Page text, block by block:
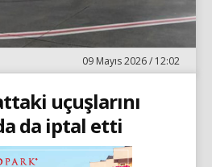
09 Mayıs 2026 / 12:02
uçuşlarını
da iptal etti